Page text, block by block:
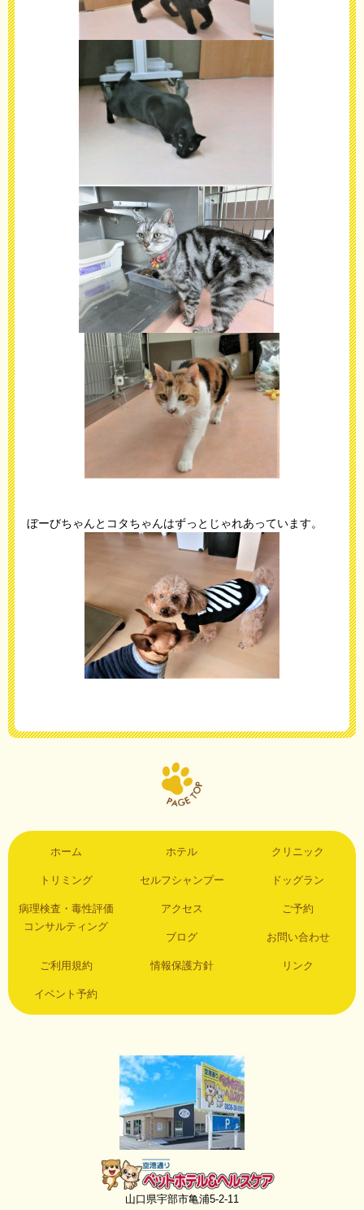
ぼーびちゃんとコタちゃんはずっとじゃれあっています。
ホーム ホテル クリニック
トリミング セルフシャンプー ドッグラン
病理検査・毒性評価
コンサルティング
アクセス ご予約
ブログ お問い合わせ
ご利用規約 情報保護方針 リンク
イベント予約
空港通りペットホテル＆ヘルスケア
山口県宇部市亀浦5-2-11